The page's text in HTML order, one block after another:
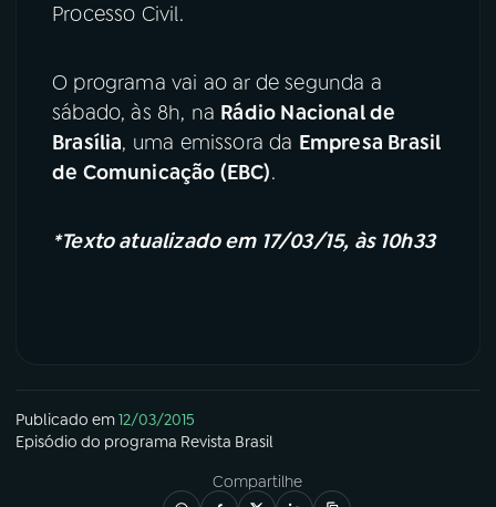
Processo Civil.
O programa vai ao ar de segunda a
sábado, às 8h, na Rádio Nacional de
Brasília, uma emissora da Empresa Brasil
de Comunicação (EBC).
*Texto atualizado em 17/03/15, às 10h33
Publicado em12/03/2015
Episódio do programa Revista Brasil
Compartilhe